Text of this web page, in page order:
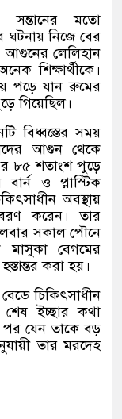
সন্তানের মতো
ঘটনায় নিজে বের
আগুনের লেলিহান
শিক্ষার্থীকে।
পড়ে যান রুমের
গিয়েছিল।
বিধ্বস্তের সময়
আগুন থেকে
৮৫ শতাংশ পুড়ে
ও প্লাস্টিক
অবস্থায়
করেন। তার
সকাল পৌনে
মাসুকা বেগমের
করা হয়।
চিকিৎসাধীন
ইচ্ছার কথা
পর যেন তাকে বড়
তার মরদেহ